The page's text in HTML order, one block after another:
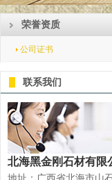
荣誉资质
公司证书
联系我们
北海黑金刚石材有限